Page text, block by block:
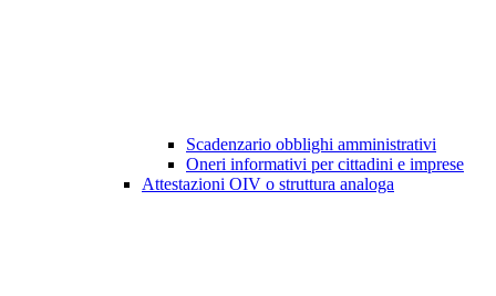
Scadenzario obblighi amministrativi
Oneri informativi per cittadini e imprese
Attestazioni OIV o struttura analoga